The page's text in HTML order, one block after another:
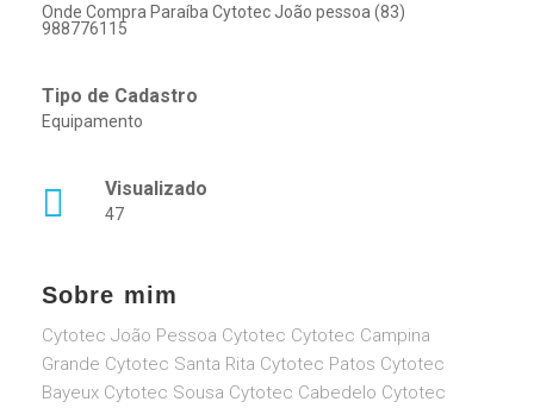
Onde Compra Paraíba Cytotec João pessoa (83)
988776115
Tipo de Cadastro
Equipamento
Visualizado
47
Sobre mim
Cytotec João Pessoa Cytotec Cytotec Campina
Grande Cytotec Santa Rita Cytotec Patos Cytotec
Bayeux Cytotec Sousa Cytotec Cabedelo Cytotec